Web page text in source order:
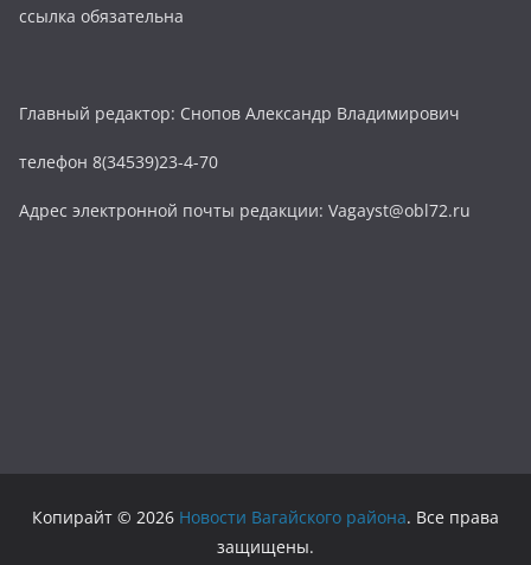
ссылка обязательна
Главный редактор: Снопов Александр Владимирович
телефон 8(34539)23-4-70
Адрес электронной почты редакции: Vagayst@obl72.ru
Копирайт © 2026 Новости Вагайского района. Все права
защищены.